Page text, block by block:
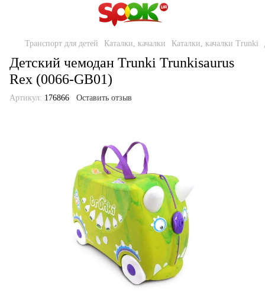
Транспорт для детей Каталки, качалки Каталки, качалки Trunki
Детский чемодан Trunki Trunkisaurus
Rex (0066-GB01)
Артикул: 176866 Оставить отзыв